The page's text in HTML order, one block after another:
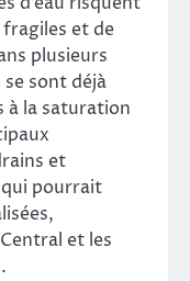
et de
plusieurs
sont déjà
à la saturation
et
qui pourrait
et les